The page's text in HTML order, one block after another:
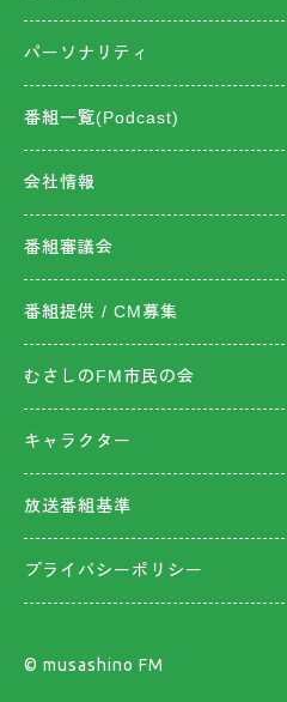
パーソナリティ
番組一覧(Podcast)
会社情報
番組審議会
番組提供 / CM募集
むさしのFM市民の会
キャラクター
放送番組基準
プライバシーポリシー
©︎ musashino FM